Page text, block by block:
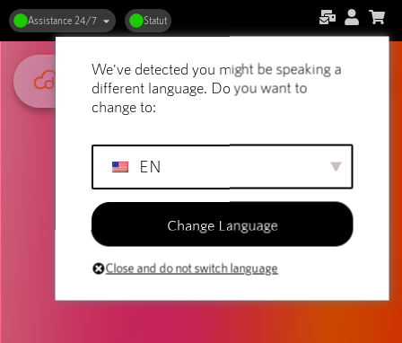
Assistance 24/7 Statut
We've detected you might be speaking a
different language. Do you want to
change to:
EN
Change Language
Close and do not switch language